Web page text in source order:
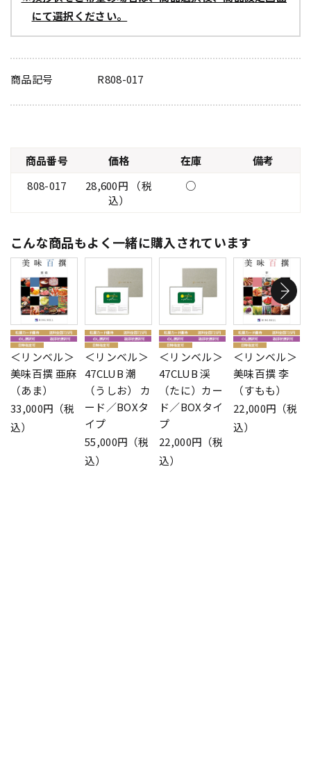
にて選択ください。
商品記号 R808-017
商品番号 価格 在庫
備考
808-017
28,600円 （税
込）
○
こんな商品もよく一緒に購入されています
＜リンベル＞
美味百撰 亜麻
（あま）
33,000円（税
込）
＜リンベル＞
47CLUB 潮
（うしお） カ
ード／BOXタ
イプ
55,000円（税
込）
＜リンベル＞
47CLUB 渓
（たに）カー
ド／BOXタイ
プ
22,000円（税
込）
＜リンベル＞
美味百撰 李
（すもも）
22,000円（税
込）